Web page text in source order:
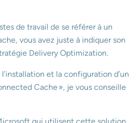
de travail de se référer à un
vous avez juste à indiquer son
Delivery Optimization.
et la configuration d’un
Cache », je vous conseille